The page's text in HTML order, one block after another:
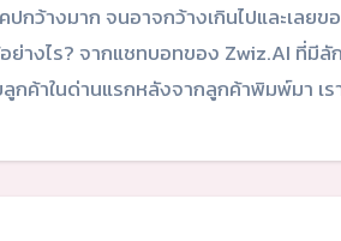
กว้างมาก จนอาจกว้างเกินไปและเลยข
ย่างไร? จากแชทบอทของ Zwiz.AI ที่มีลั
ค้าในด่านแรกหลังจากลูกค้าพิมพ์มา เร